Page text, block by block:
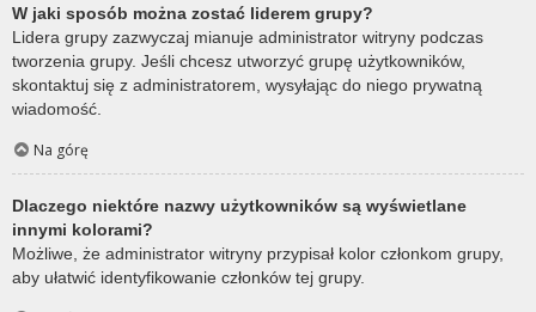
W jaki sposób można zostać liderem grupy?
Lidera grupy zazwyczaj mianuje administrator witryny podczas
tworzenia grupy. Jeśli chcesz utworzyć grupę użytkowników,
skontaktuj się z administratorem, wysyłając do niego prywatną
wiadomość.
Na górę
Dlaczego niektóre nazwy użytkowników są wyświetlane
innymi kolorami?
Możliwe, że administrator witryny przypisał kolor członkom grupy,
aby ułatwić identyfikowanie członków tej grupy.